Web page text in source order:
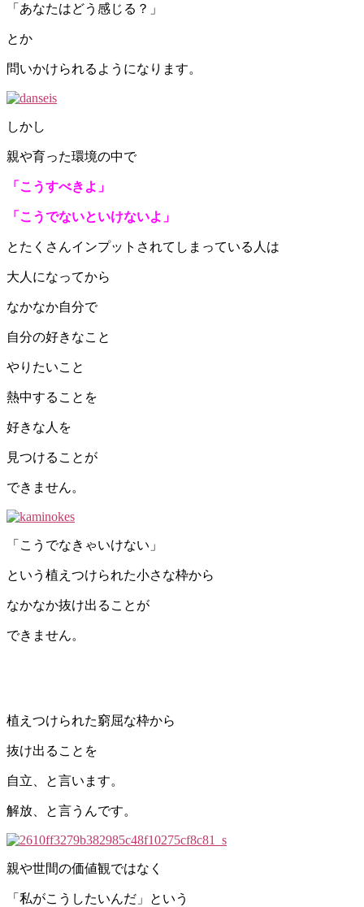
「あなたはどう感じる？」
とか
問いかけられるようになります。
しかし
親や育った環境の中で
「こうすべきよ」
「こうでないといけないよ」
とたくさんインプットされてしまっている人は
大人になってから
なかなか自分で
自分の好きなこと
やりたいこと
熱中することを
好きな人を
見つけることが
できません。
「こうでなきゃいけない」
という植えつけられた小さな枠から
なかなか抜け出ることが
できません。
植えつけられた窮屈な枠から
抜け出ることを
自立、と言います。
解放、と言うんです。
親や世間の価値観ではなく
「私がこうしたいんだ」という